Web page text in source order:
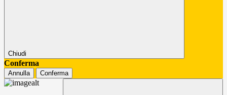
Chiudi
Conferma
Annulla Conferma